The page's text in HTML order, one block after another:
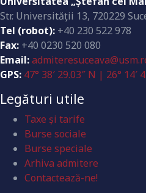
Str. Universităţii 13, 720229
Tel (robot): +40 230 522 978
Fax: +40 0230 520 080
Email:
GPS: 47° 38′ 29.03″ N | 26° 14′
Legături utile
Taxe și tarife
Burse sociale
Burse speciale
Arhiva admitere
Contactează-ne!